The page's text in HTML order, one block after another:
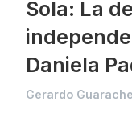
Sola: La
Daniela
Gerardo